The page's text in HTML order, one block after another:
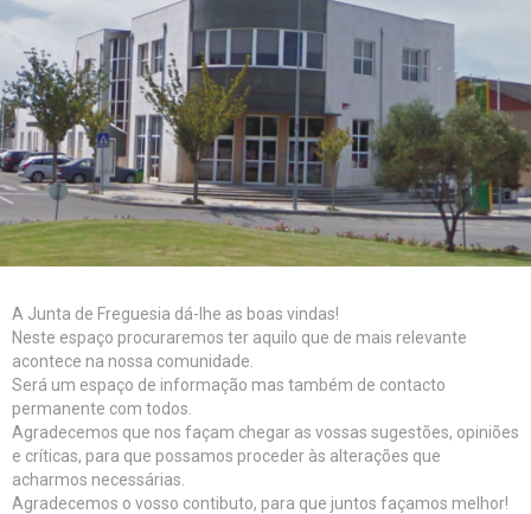
A Junta de Freguesia dá-lhe as boas vindas!
Neste espaço procuraremos ter aquilo que de mais relevante
acontece na nossa comunidade.
Será um espaço de informação mas também de contacto
permanente com todos.
Agradecemos que nos façam chegar as vossas sugestões, opiniões
e críticas, para que possamos proceder às alterações que
acharmos necessárias.
Agradecemos o vosso contibuto, para que juntos façamos melhor!